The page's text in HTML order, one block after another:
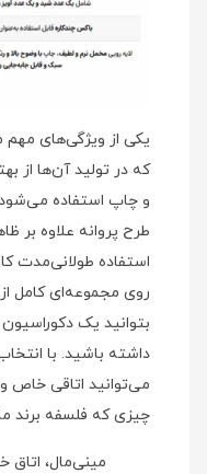
یکی از ویژگی‌های
که در تولید آن‌ها از
و چاپ استفاده
طرح پروانه علاوه بر
استفاده طولانی‌مدت
روی مجموعه‌ای کامل
بتوانید یک
داشته باشید. با
می‌توانید اتاقی خاص
چیزی که فلسفه برند
مینی‌مال، اتاق